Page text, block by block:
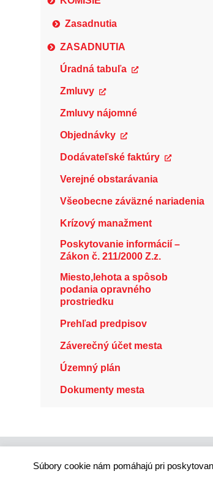
Zasadnutia
ZASADNUTIA
Úradná tabuľa
Zmluvy
Zmluvy nájomné
Objednávky
Dodávateľské faktúry
Verejné obstarávania
Všeobecne záväzné nariadenia
Krízový manažment
Poskytovanie informácií –
Zákon č. 211/2000 Z.z.
Miesto,lehota a spôsob
podania opravného
prostriedku
Prehľad predpisov
Záverečný účet mesta
Územný plán
Dokumenty mesta
Správca webového sídla: Mesto
Súbory cookie nám pomáhajú pri